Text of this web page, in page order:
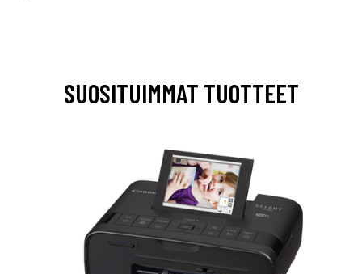
SUOSITUIMMAT TUOTTEET